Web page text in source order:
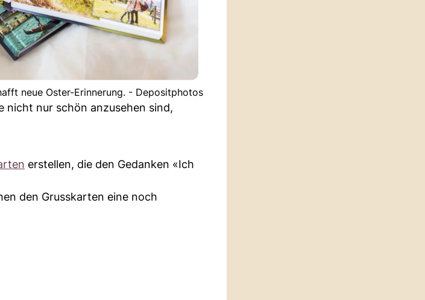
neue Oster-Erinnerung. - Depositphotos
nicht nur schön anzusehen sind,
erstellen, die den Gedanken «Ich
den Grusskarten eine noch